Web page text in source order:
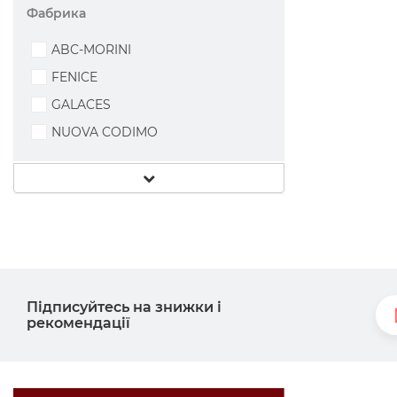
Фабрика
ABC-MORINI
FENICE
GALACES
NUOVA CODIMO
Підписуйтесь на знижки і
рекомендації